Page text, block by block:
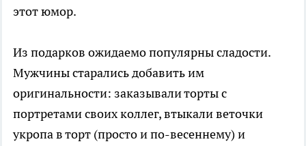
этот юмор.
Из подарков ожидаемо популярны сладости.
Мужчины старались добавить им
оригинальности: заказывали торты с
портретами своих коллег, втыкали веточки
укропа в торт (просто и по-весеннему) и